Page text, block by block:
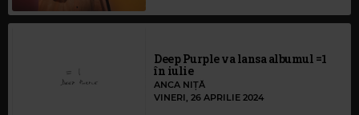
Deep Purple va lansa albumul =1
în iulie
ANCA NIȚĂ
VINERI, 26 APRILIE 2024